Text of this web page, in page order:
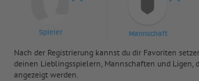
Spieler Mannschaft
Nach der Registrierung kannst du dir Favoriten
deinen Lieblingsspielern, Mannschaften und Ligen,
angezeigt werden.